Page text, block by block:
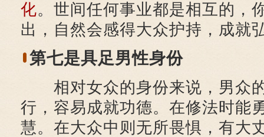
化。世间任何事业都是相互的，
出，自然会感得大众护持，成就
第七是具足男性身份
相对女众的身份来说，男众
行，容易成就功德。在修法时能
慧。在大众中则无所畏惧，有大